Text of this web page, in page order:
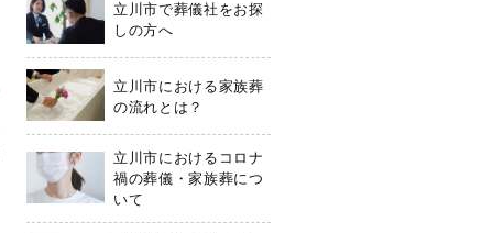
立川市で葬儀社をお探
しの方へ
立川市における家族葬
の流れとは？
立川市におけるコロナ
禍の葬儀・家族葬につ
いて